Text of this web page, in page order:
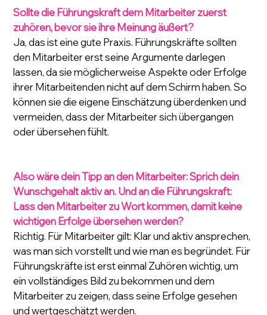
Sollte die Führungskraft dem Mitarbeiter zuerst
zuhören, bevor sie ihre Meinung äußert?
Ja, das ist eine gute Praxis. Führungskräfte sollten
den Mitarbeiter erst seine Argumente darlegen
lassen, da sie möglicherweise Aspekte oder Erfolge
ihrer Mitarbeitenden nicht auf dem Schirm haben. So
können sie die eigene Einschätzung überdenken und
vermeiden, dass der Mitarbeiter sich übergangen
oder übersehen fühlt.
Also wäre dein Tipp an den Mitarbeiter: Sprich dein
Wunschgehalt aktiv an. Und an die Führungskraft:
Lass den Mitarbeiter zu Wort kommen, damit keine
wichtigen Erfolge übersehen werden?
Richtig. Für Mitarbeiter gilt: Klar und aktiv ansprechen,
was man sich vorstellt und wie man es begründet. Für
Führungskräfte ist erst einmal Zuhören wichtig, um
ein vollständiges Bild zu bekommen und dem
Mitarbeiter zu zeigen, dass seine Erfolge gesehen
und wertgeschätzt werden.